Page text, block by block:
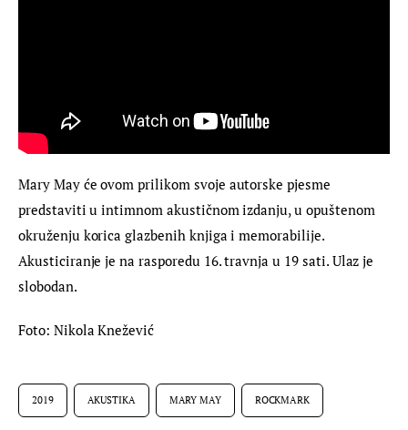
Mary May će ovom prilikom svoje autorske pjesme
predstaviti u intimnom akustičnom izdanju, u opuštenom
okruženju korica glazbenih knjiga i memorabilije.
Akusticiranje je na rasporedu 16. travnja u 19 sati. Ulaz je
slobodan.
Foto: Nikola Knežević
2019 AKUSTIKA MARY MAY ROCKMARK